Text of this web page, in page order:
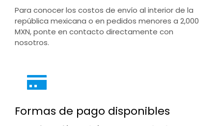
Para conocer los costos de envío al interior de la
república mexicana o en pedidos menores a 2,000
MXN, ponte en contacto directamente con
nosotros.
Formas de pago disponibles